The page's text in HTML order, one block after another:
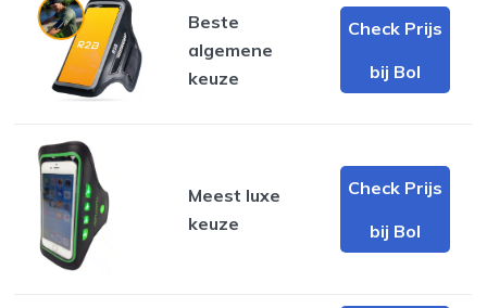
Beste
algemene
keuze
Check Prijs
bij Bol
Meest luxe
keuze
Check Prijs
bij Bol